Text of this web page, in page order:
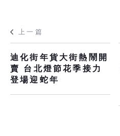
上一篇
迪化街年貨大街熱鬧開
賣 台北燈節花季接力
登場迎蛇年